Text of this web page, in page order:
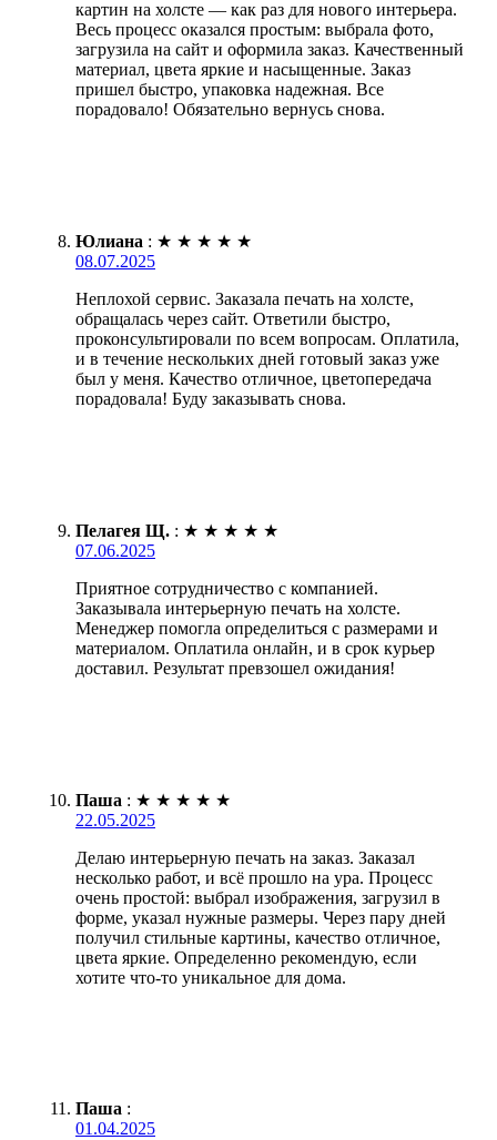
картин на холсте — как раз для нового интерьера.
Весь процесс оказался простым: выбрала фото,
загрузила на сайт и оформила заказ. Качественный
материал, цвета яркие и насыщенные. Заказ
пришел быстро, упаковка надежная. Все
порадовало! Обязательно вернусь снова.
Юлиана : ★ ★ ★ ★ ★
08.07.2025
Неплохой сервис. Заказала печать на холсте,
обращалась через сайт. Ответили быстро,
проконсультировали по всем вопросам. Оплатила,
и в течение нескольких дней готовый заказ уже
был у меня. Качество отличное, цветопередача
порадовала! Буду заказывать снова.
Пелагея Щ. : ★ ★ ★ ★ ★
07.06.2025
Приятное сотрудничество с компанией.
Заказывала интерьерную печать на холсте.
Менеджер помогла определиться с размерами и
материалом. Оплатила онлайн, и в срок курьер
доставил. Результат превзошел ожидания!
Паша : ★ ★ ★ ★ ★
22.05.2025
Делаю интерьерную печать на заказ. Заказал
несколько работ, и всё прошло на ура. Процесс
очень простой: выбрал изображения, загрузил в
форме, указал нужные размеры. Через пару дней
получил стильные картины, качество отличное,
цвета яркие. Определенно рекомендую, если
хотите что-то уникальное для дома.
Паша :
01.04.2025